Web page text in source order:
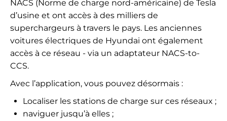
NACS (Norme de charge nord-américaine) de Tesla
d’usine et ont accès à des milliers de
superchargeurs à travers le pays. Les anciennes
voitures électriques de Hyundai ont également
accès à ce réseau - via un adaptateur NACS-to-
CCS.
Avec l’application, vous pouvez désormais :
Localiser les stations de charge sur ces réseaux ;
naviguer jusqu’à elles ;